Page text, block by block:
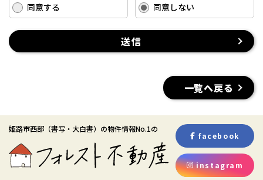
す。
(2) お客さま情報の取扱いに関する規程を明確にし、従業者に周知徹底し
ます。また、取引先等に対しても適切にお客さま情報を取り扱うように
(3) お客さま情報の収集に際しては、利用目的を特定して通知または公表
(4) お客さま情報の漏洩、紛失、改ざん等を防止するために必要な 対策
除、利用停止の依頼を所定の窓口でお受けして、誠意をもって対応いた
します。
具体的には、以下の内容に従ってお客さま情報の取り扱いをいたしま
す。
同意する 同意しない
送信
一覧へ戻る
姫路市西部 （書写・大白書） の物件情報No.1の
facebook
instagram